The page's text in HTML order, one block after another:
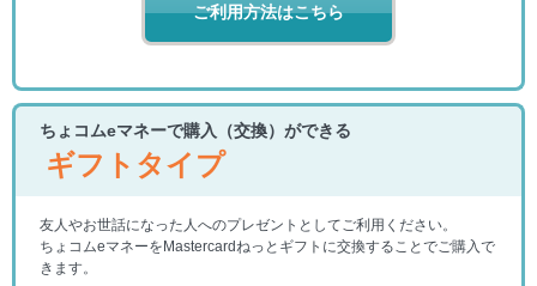
ご利用方法はこちら
ちょコムeマネーで購入（交換）ができる
ギフトタイプ
友人やお世話になった人へのプレゼントとしてご利用ください。
ちょコムeマネーをMastercardねっとギフトに交換することでご購入で
きます。